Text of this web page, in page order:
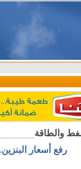
رفع أسعار